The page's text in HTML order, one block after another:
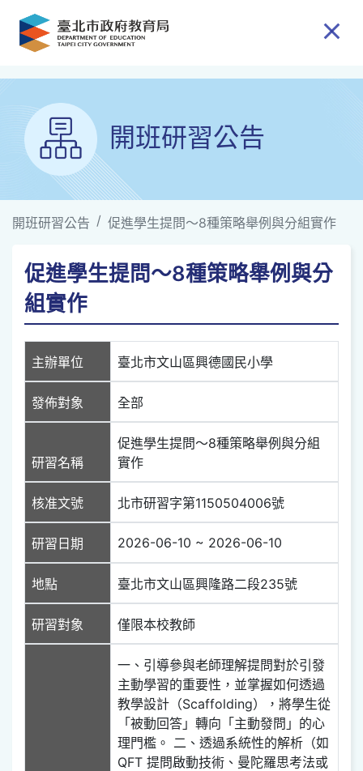
跳到主要內容
開班研習公告
開班研習公告 促進學生提問〜8種策略舉例與分組實作
促進學生提問〜8種策略舉例與分
組實作
主辦單位 臺北市文山區興德國民小學
發佈對象 全部
研習名稱
促進學生提問〜8種策略舉例與分組
實作
核准文號 北市研習字第1150504006號
研習日期 2026-06-10 ~ 2026-06-10
地點 臺北市文山區興隆路二段235號
研習對象 僅限本校教師
一、引導參與老師理解提問對於引發
主動學習的重要性，並掌握如何透過
教學設計（Scaffolding），將學生從
「被動回答」轉向「主動發問」的心
理門檻。 二、透過系統性的解析（如
QFT 提問啟動技術、曼陀羅思考法或